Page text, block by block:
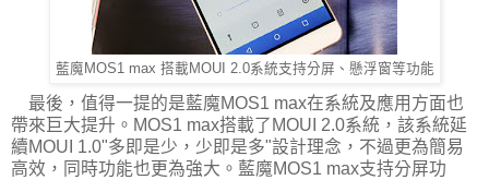
藍魔MOS1 max 搭載MOUI 2.0系統支持分屏、懸浮窗等功能
最後，值得一提的是藍魔MOS1 max在系統及應用方面也
帶來巨大提升。MOS1 max搭載了MOUI 2.0系統，該系統延
續MOUI 1.0"多即是少，少即是多"設計理念，不過更為簡易
高效，同時功能也更為強大。藍魔MOS1 max支持分屏功